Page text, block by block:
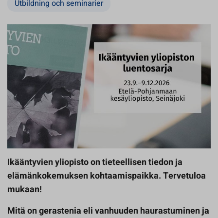
Utbildning och seminarier
Ikääntyvien yliopisto on tieteellisen tiedon ja
elämänkokemuksen kohtaamispaikka. Tervetuloa
mukaan!
Mitä on gerastenia eli vanhuuden haurastuminen ja